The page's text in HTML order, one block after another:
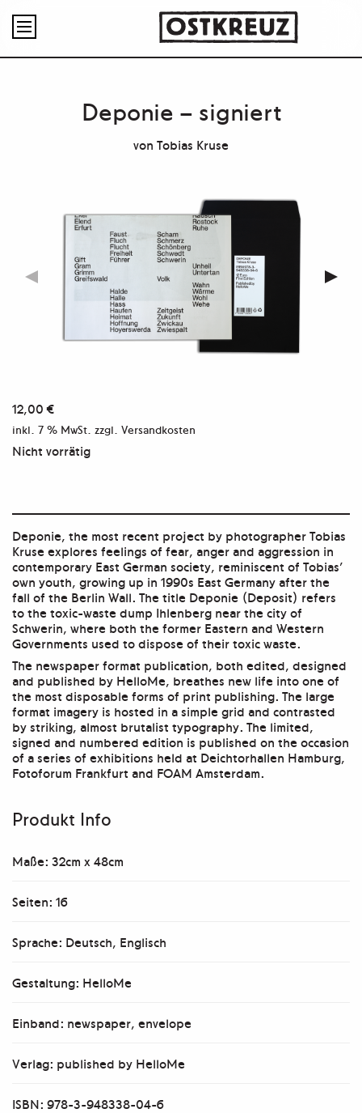

Deponie – signiert
von Tobias Kruse
12,00€
inkl. 7 % MwSt. zzgl. Versandkosten
Nicht vorrätig
Deponie, the most recent project by photographer Tobias
Kruse explores feelings of fear, anger and aggression in
contemporary East German society, reminiscent of Tobias’
own youth, growing up in 1990s East Germany after the
fall of the Berlin Wall. The title Deponie (Deposit) refers
to the toxic-waste dump Ihlenberg near the city of
Schwerin, where both the former Eastern and Western
Governments used to dispose of their toxic waste.
The newspaper format publication, both edited, designed
and published by HelloMe, breathes new life into one of
the most disposable forms of print publishing. The large
format imagery is hosted in a simple grid and contrasted
by striking, almost brutalist typography. The limited,
signed and numbered edition is published on the occasion
of a series of exhibitions held at Deichtorhallen Hamburg,
Fotoforum Frankfurt and FOAM Amsterdam.
Produkt Info
Maße: 32cm x 48cm
Seiten: 16
Sprache: Deutsch, Englisch
Gestaltung: HelloMe
Einband: newspaper, envelope
Verlag: published by HelloMe
ISBN: 978-3-948338-04-6